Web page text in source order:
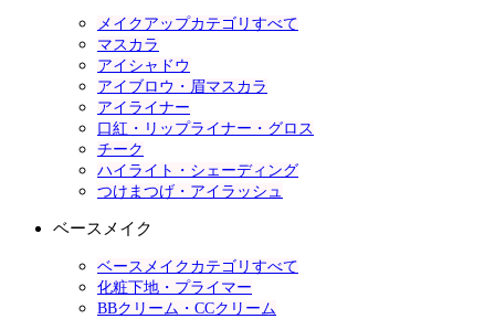
メイクアップカテゴリすべて
マスカラ
アイシャドウ
アイブロウ・眉マスカラ
アイライナー
口紅・リップライナー・グロス
チーク
ハイライト・シェーディング
つけまつげ・アイラッシュ
ベースメイク
ベースメイクカテゴリすべて
化粧下地・プライマー
BBクリーム・CCクリーム